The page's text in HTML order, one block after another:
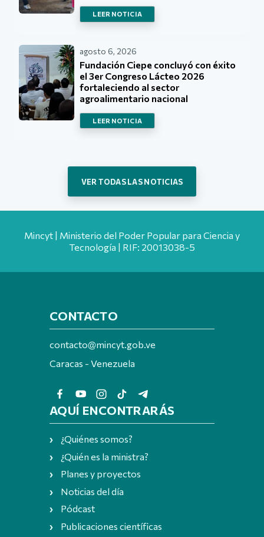
LEER NOTICIA
agosto 6, 2026
Fundación Ciepe concluyó con éxito
el 3er Congreso Lácteo 2026
fortaleciendo al sector
agroalimentario nacional
LEER NOTICIA
VER TODAS LAS NOTICIAS
Mincyt | Ministerio del Poder Popular para Ciencia y
Tecnología | RIF: 20013038-5
CONTACTO
contacto@mincyt.gob.ve
Caracas - Venezuela
AQUÍ ENCONTRARÁS
¿Quiénes somos?
¿Quién es la ministra?
Planes y proyectos
Noticias del día
Pódcast
Publicaciones científicas